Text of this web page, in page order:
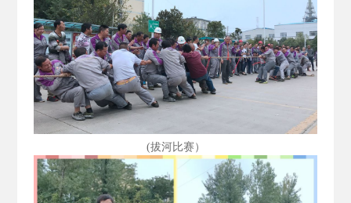
(拔河比赛）